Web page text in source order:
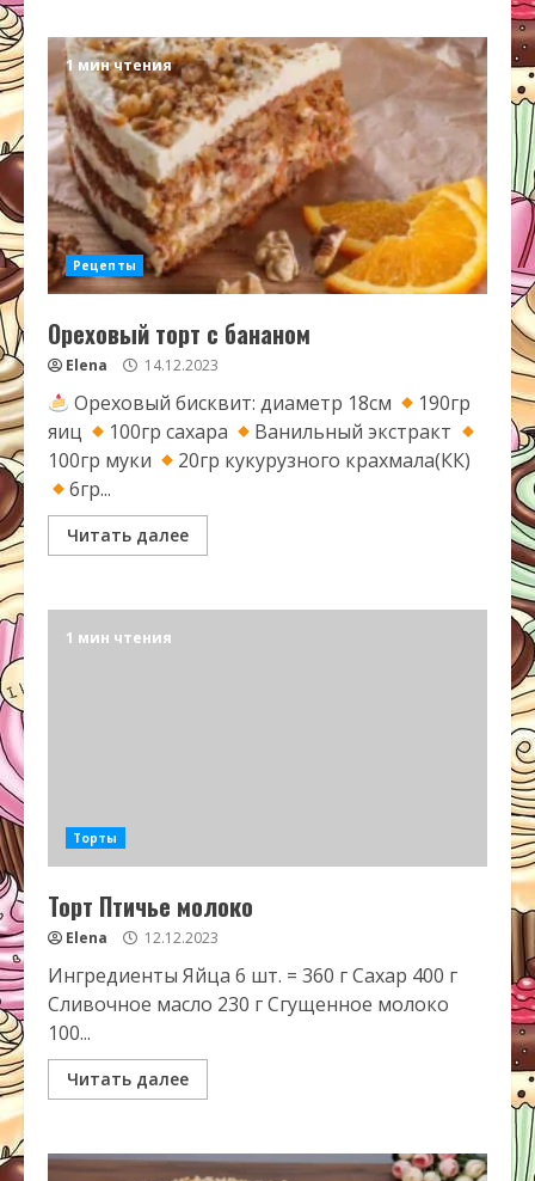
1 мин чтения
Рецепты
Ореховый торт с бананом
Elena 14.12.2023
Ореховый бисквит: диаметр 18см
190гр
яиц
100гр сахара
Ванильный экстракт
100гр муки
20гр кукурузного крахмала(КК)
6гр...
Читать далее
1 мин чтения
Торты
Торт Птичье молоко
Elena 12.12.2023
Ингредиенты Яйца 6 шт. = 360 г Сахар 400 г
Сливочное масло 230 г Сгущенное молоко
100...
Читать далее